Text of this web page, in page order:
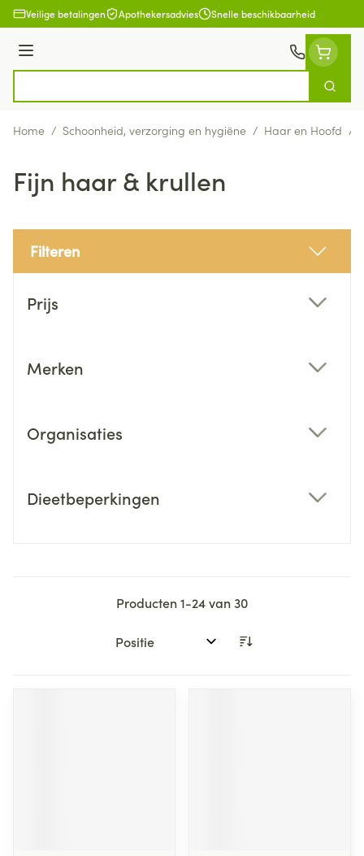
Ga naar de inhoud
Veilige betalingen Apothekersadvies Snelle beschikbaarheid
Menu
Zoek
Home / Schoonheid, verzorging en hygiëne / Haar en Hoofd /
Fijn haar & krullen
Filteren
Prijs
Merken
Organisaties
Dieetbeperkingen
Producten1-24van30
Sorteer op: